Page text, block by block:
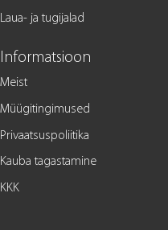
Laua- ja tugijalad
Informatsioon
Meist
Müügitingimused
Privaatsuspoliitika
Kauba tagastamine
KKK